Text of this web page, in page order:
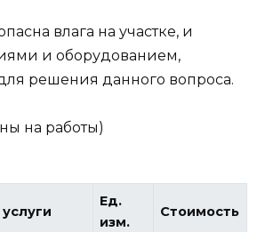
влага на участке, и
и оборудованием,
решения данного вопроса.
на работы)
Ед.
изм.
Стоимость